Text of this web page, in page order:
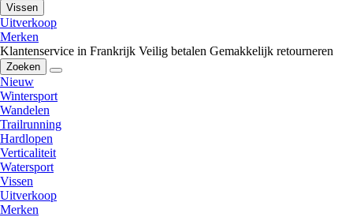
Vissen
Uitverkoop
Merken
Klantenservice in Frankrijk Veilig betalen Gemakkelijk retourneren
Zoeken
Nieuw
Wintersport
Wandelen
Trailrunning
Hardlopen
Verticaliteit
Watersport
Vissen
Uitverkoop
Merken